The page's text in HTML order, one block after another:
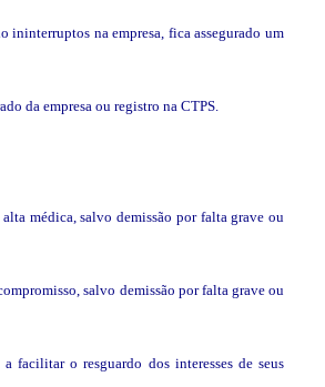
ininterruptos na empresa, fica assegurado um
da empresa ou registro na CTPS.
médica, salvo demissão por falta grave ou
salvo demissão por falta grave ou
facilitar o resguardo dos interesses de seus